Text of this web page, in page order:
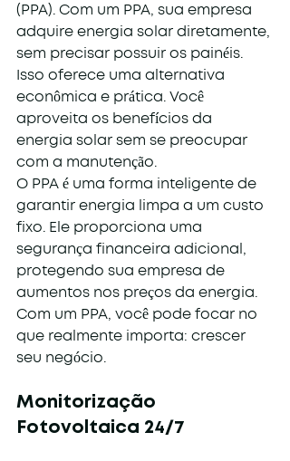
(PPA). Com um PPA, sua empresa
adquire energia solar diretamente,
sem precisar possuir os painéis.
Isso oferece uma alternativa
econômica e prática. Você
aproveita os benefícios da
energia solar sem se preocupar
com a manutenção.
O PPA é uma forma inteligente de
garantir energia limpa a um custo
fixo. Ele proporciona uma
segurança financeira adicional,
protegendo sua empresa de
aumentos nos preços da energia.
Com um PPA, você pode focar no
que realmente importa: crescer
seu negócio.
Monitorização
Fotovoltaica 24/7